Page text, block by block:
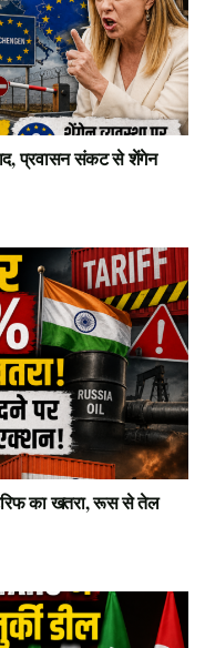
प्रवासन संकट से शेंगेन
का खतरा, रूस से तेल